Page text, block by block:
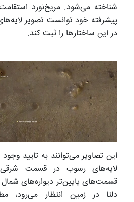
شناخته می‌شود. مریخ‌نورد استقامت
پیشرفته خود توانست تصویر
در این ساختارها را ثبت کند.
این تصاویر می‌توانند به تایید
لایه‌های رسوب در قسمت
قسمت‌های پایین‌تر دیواره‌های شمال
دلتا در زمین انتظار می‌رود،